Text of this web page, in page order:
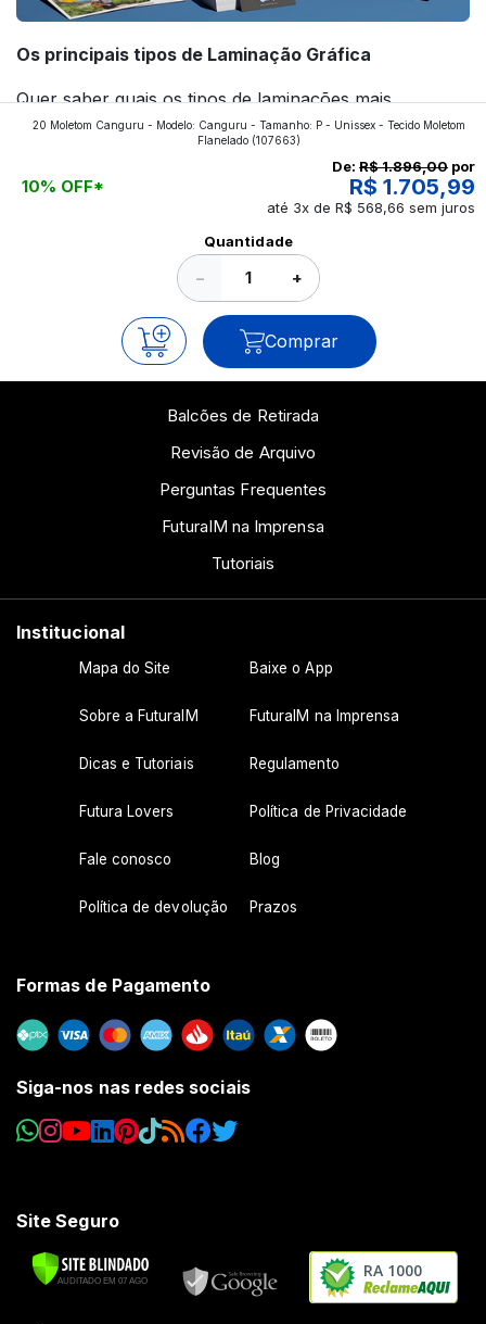
Os principais tipos de Laminação Gráfica
Quer saber quais os tipos de laminações mais
aplicados nos impressos da gráfica FuturaIM? Então,
continue a leitura que vamos revelar para você!
20 Moletom Canguru - Modelo: Canguru - Tamanho: P - Unissex - Tecido Moletom
Flanelado(107663)
10% OFF*
De: R$ 1.896,00 por
R$ 1.705,99
até 3x de R$ 568,66 sem juros
Quantidade
− +
Comprar
Balcões de Retirada
Revisão de Arquivo
Perguntas Frequentes
FuturaIM na Imprensa
Tutoriais
Institucional
Mapa do Site Baixe o App
Sobre a FuturaIM FuturaIM na Imprensa
Dicas e Tutoriais Regulamento
Futura Lovers Política de Privacidade
Fale conosco Blog
Política de devolução Prazos
Formas de Pagamento
Siga-nos nas redes sociais
Site Seguro
RA 1000